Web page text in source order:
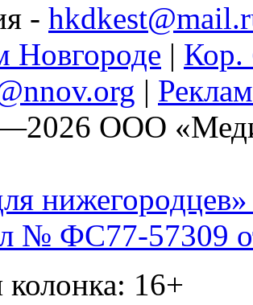
-
| Кор.
|
ООО
нижегородцев»
ФС77-57309
колонка: 16+